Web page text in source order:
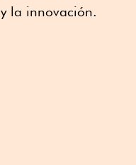
la innovación.